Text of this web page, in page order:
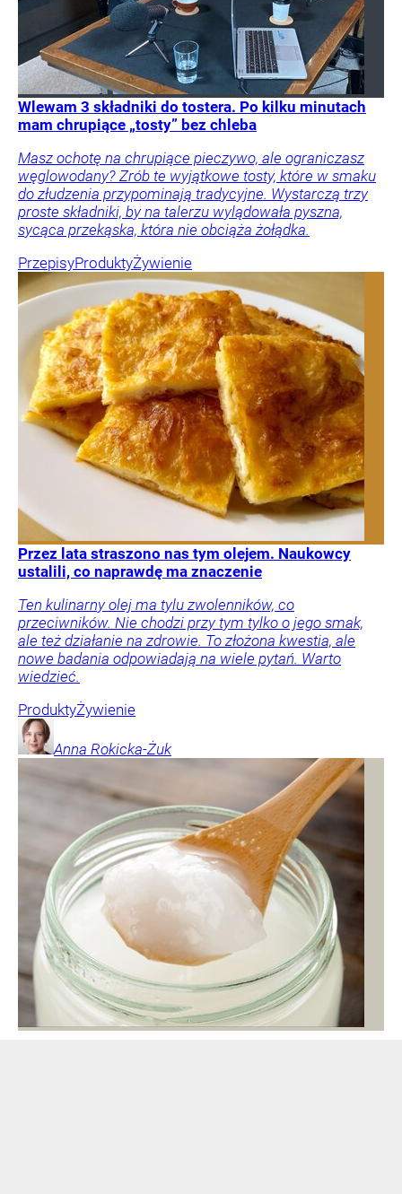
Wlewam 3 składniki do tostera. Po kilku minutach
mam chrupiące „tosty” bez chleba
Masz ochotę na chrupiące pieczywo, ale ograniczasz
węglowodany? Zrób te wyjątkowe tosty, które w smaku
do złudzenia przypominają tradycyjne. Wystarczą trzy
proste składniki, by na talerzu wylądowała pyszna,
sycąca przekąska, która nie obciąża żołądka.
PrzepisyProduktyŻywienie
Przez lata straszono nas tym olejem. Naukowcy
ustalili, co naprawdę ma znaczenie
Ten kulinarny olej ma tylu zwolenników, co
przeciwników. Nie chodzi przy tym tylko o jego smak,
ale też działanie na zdrowie. To złożona kwestia, ale
nowe badania odpowiadają na wiele pytań. Warto
wiedzieć.
ProduktyŻywienie
Anna Rokicka-Żuk